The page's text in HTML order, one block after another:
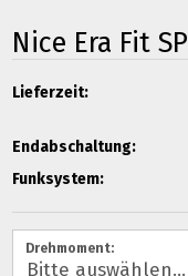
Konto erstellen
Nice Era Fit SP
Lieferzeit:
Endabschaltung:
Funksystem:
Drehmoment: